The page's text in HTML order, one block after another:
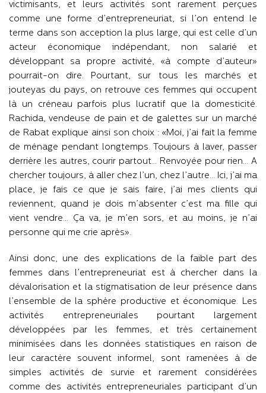
victimisants, et leurs activités sont rarement perçues
comme une forme d’entrepreneuriat, si l’on entend le
terme dans son acception la plus large, qui est celle d’un
acteur économique indépendant, non salarié et
développant sa propre activité, «à compte d’auteur»
pourrait-on dire. Pourtant, sur tous les marchés et
jouteyas du pays, on retrouve ces femmes qui occupent
là un créneau parfois plus lucratif que la domesticité.
Rachida, vendeuse de pain et de galettes sur un marché
de Rabat explique ainsi son choix : «Moi, j’ai fait la femme
de ménage pendant longtemps. Toujours à laver, passer
derrière les autres, courir partout… Renvoyée pour rien… A
chercher toujours, à aller chez l’un, chez l’autre… Ici, j’ai ma
place, je fais ce que je sais faire, j’ai mes clients qui
reviennent, quand je dois m’absenter c’est ma fille qui
vient vendre… Ça va, je m’en sors, et au moins, je n’ai
personne qui me crie après».
Ainsi donc, une des explications de la faible part des
femmes dans l’entrepreneuriat est à chercher dans la
dévalorisation et la stigmatisation de leur présence dans
l’ensemble de la sphère productive et économique. Les
activités entrepreneuriales pourtant largement
développées par les femmes, et très certainement
minimisées dans les données statistiques en raison de
leur caractère souvent informel, sont ramenées à de
simples activités de survie et rarement considérées
comme des activités entrepreneuriales participant d’un